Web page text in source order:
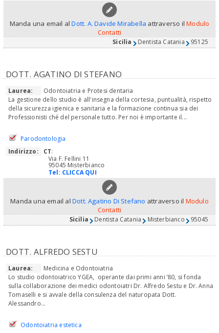
Manda una email alDott. A. Davide Mirabella attraverso ilModulo
Contatti
Sicilia Dentista Catania 95125
DOTT. AGATINO DI STEFANO
Laurea:
Odontoiatria e Protesi dentaria
La gestione dello studio è all'insegna della cortesia, puntualità, rispetto
della sicurezza igienica e sanitaria e la formazione continua sia dei
Professionisti ché del personale tutto. Per noi è importante il...
Parodontologia
Indirizzo:
CT:
Via F. Fellini 11
95045 Misterbianco
Tel: CLICCA QUI
Manda una email al Dott. Agatino Di Stefano attraverso il Modulo
Contatti
Sicilia Dentista Catania Misterbianco 95045
DOTT. ALFREDO SESTU
Laurea:
Medicina e Odontoiatria
Lo studio odontoiatrico YGEA, operante dai primi anni ’80, si fonda
sulla collaborazione dei medici odontoiatri Dr. Alfredo Sestu e Dr. Anna
Tomaselli e si avvale della consulenza del naturopata Dott.
Alessandro...
Odontoiatria estetica